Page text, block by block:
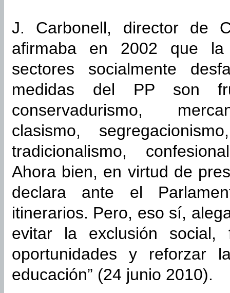
J. Carbonell, director de
afirmaba en 2002 que
sectores socialmente
medidas del PP son
conservadurismo,
clasismo,
tradicionalismo,
Ahora bien, en virtud de
declara ante el
itinerarios. Pero, eso sí,
evitar la exclusión social,
oportunidades y reforzar
educación” (24 junio 2010).